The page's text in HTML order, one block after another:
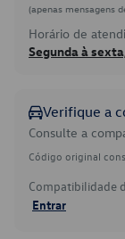
(apenas mensagens
Horário de
Segunda à
Verifique a
Consulte a
Código original
Compatibilidade
Entrar